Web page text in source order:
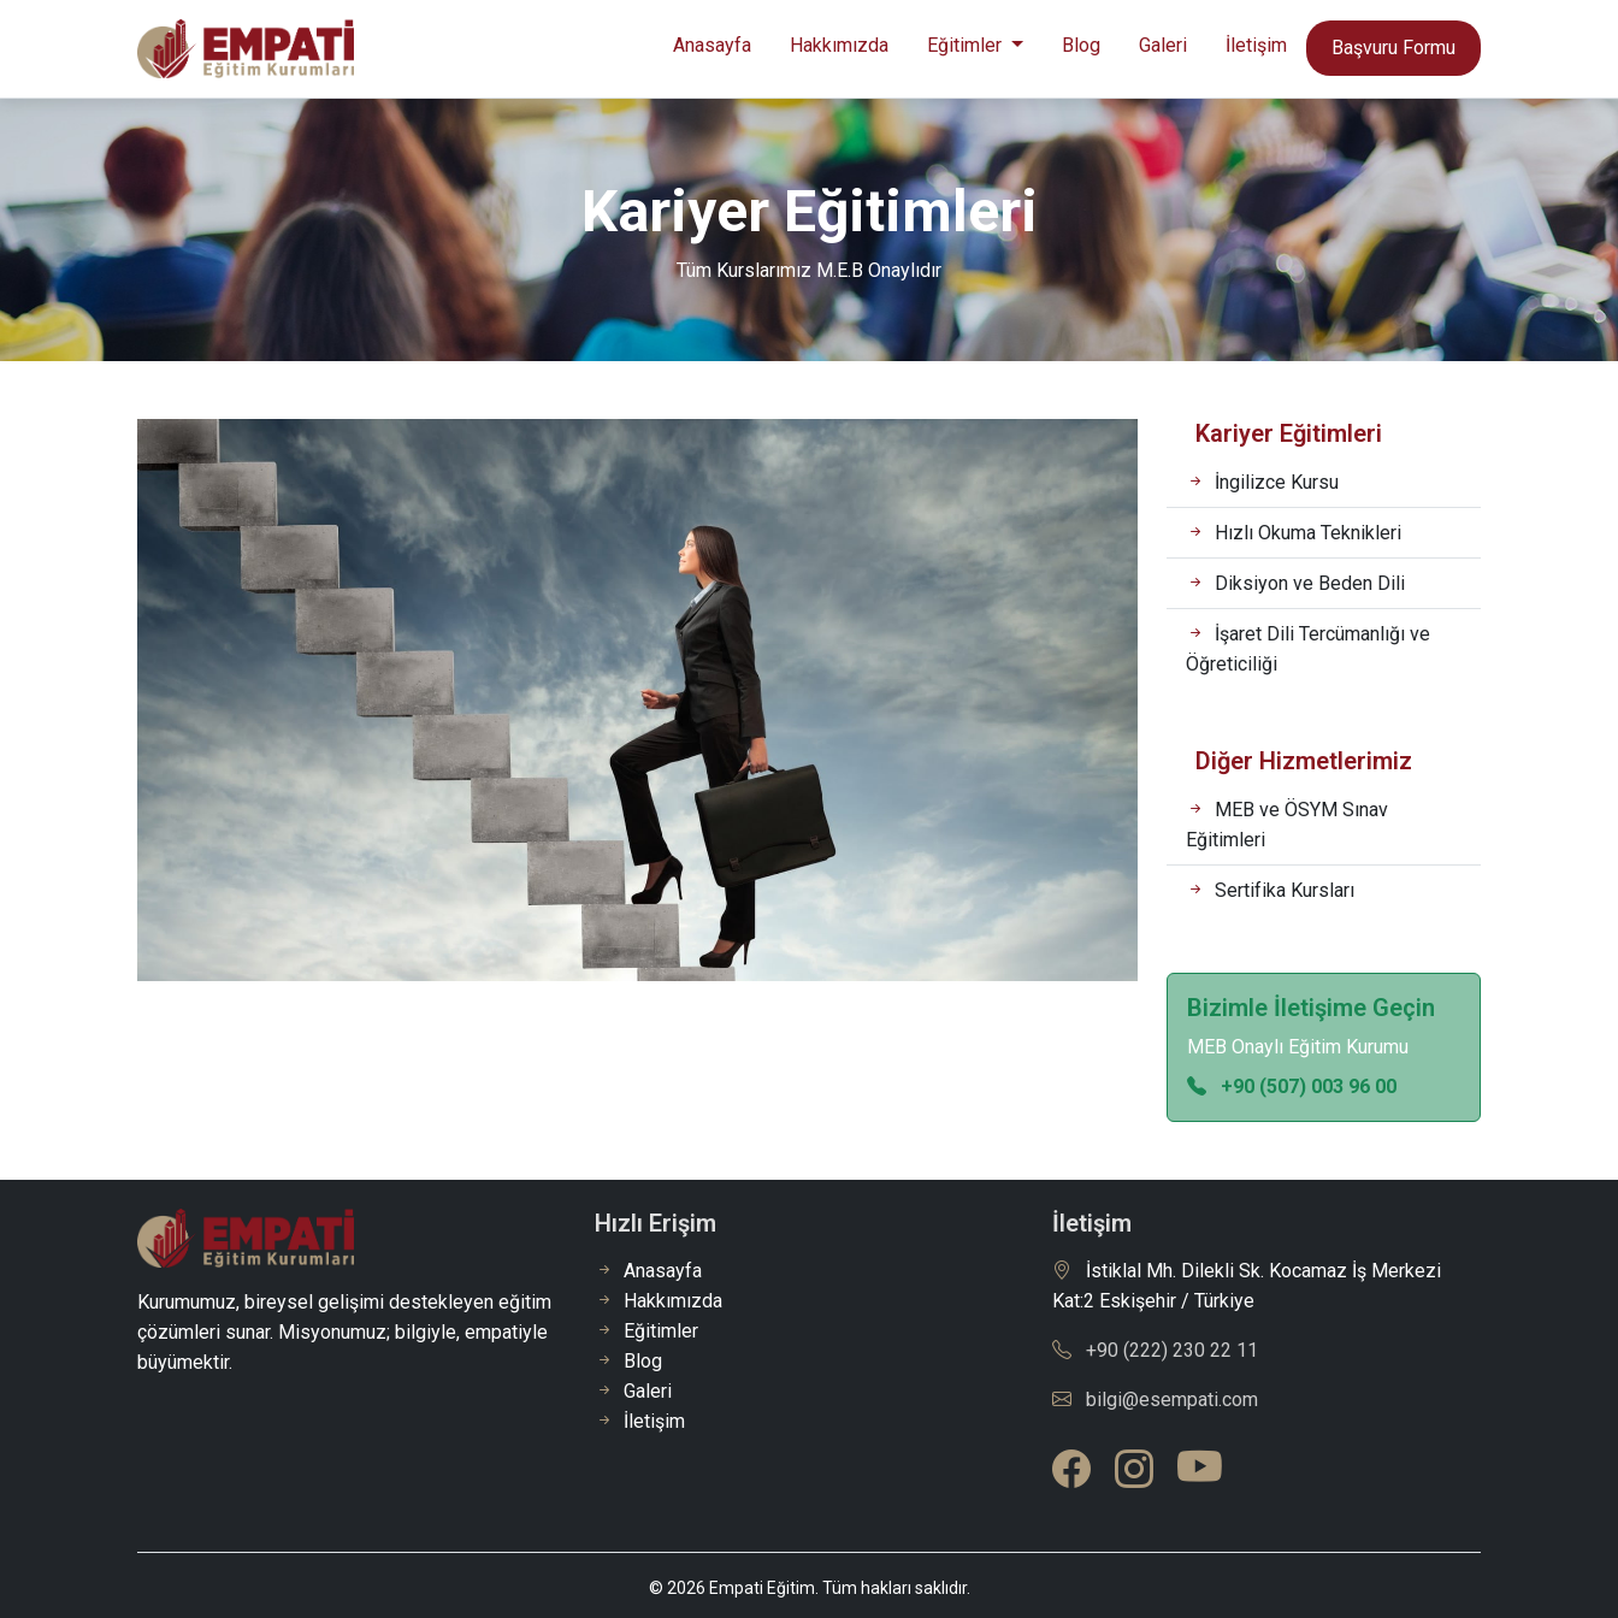
Anasayfa Hakkımızda Eğitimler Blog Galeri İletişim Başvuru Formu
Kariyer Eğitimleri
Tüm Kurslarımız M.E.B Onaylıdır
Kariyer Eğitimleri
İngilizce Kursu
Hızlı Okuma Teknikleri
Diksiyon ve Beden Dili
İşaret Dili Tercümanlığı ve
Öğreticiliği
Diğer Hizmetlerimiz
MEB ve ÖSYM Sınav
Eğitimleri
Sertifika Kursları
Bizimle İletişime Geçin
MEB Onaylı Eğitim Kurumu
+90 (507) 003 96 00
Kurumumuz, bireysel gelişimi destekleyen eğitim
çözümleri sunar. Misyonumuz; bilgiyle, empatiyle
büyümektir.
Hızlı Erişim
Anasayfa
Hakkımızda
Eğitimler
Blog
Galeri
İletişim
İletişim
İstiklal Mh. Dilekli Sk. Kocamaz İş Merkezi
Kat:2 Eskişehir / Türkiye
+90 (222) 230 22 11
bilgi@esempati.com
© 2026 Empati Eğitim. Tüm hakları saklıdır.